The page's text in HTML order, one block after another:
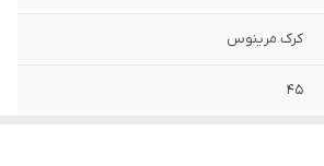
کرک مرینوس
45